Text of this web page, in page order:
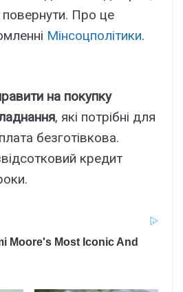
повернути. Про це
Мінсоцполітики.
на покупку
, які потрібні для
безготівкова.
кредит